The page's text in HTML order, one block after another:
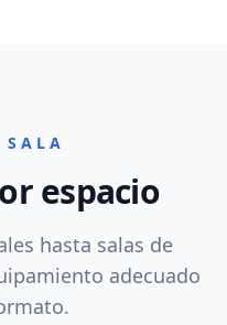
espacio
hasta salas de
adecuado